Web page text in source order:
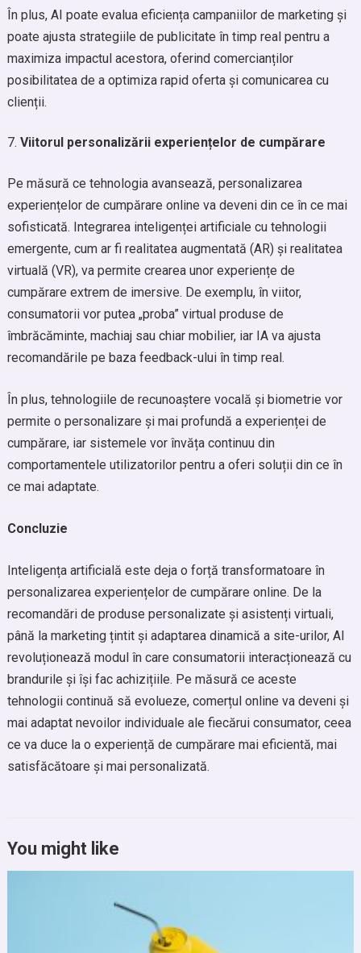
În plus, AI poate evalua eficiența campaniilor de marketing și
poate ajusta strategiile de publicitate în timp real pentru a
maximiza impactul acestora, oferind comercianților
posibilitatea de a optimiza rapid oferta și comunicarea cu
clienții.
Viitorul personalizării experiențelor de cumpărare
Pe măsură ce tehnologia avansează, personalizarea
experiențelor de cumpărare online va deveni din ce în ce mai
sofisticată. Integrarea inteligenței artificiale cu tehnologii
emergente, cum ar fi realitatea augmentată (AR) și realitatea
virtuală (VR), va permite crearea unor experiențe de
cumpărare extrem de imersive. De exemplu, în viitor,
consumatorii vor putea „proba” virtual produse de
îmbrăcăminte, machiaj sau chiar mobilier, iar IA va ajusta
recomandările pe baza feedback-ului în timp real.
În plus, tehnologiile de recunoaștere vocală și biometrie vor
permite o personalizare și mai profundă a experienței de
cumpărare, iar sistemele vor învăța continuu din
comportamentele utilizatorilor pentru a oferi soluții din ce în
ce mai adaptate.
Concluzie
Inteligența artificială este deja o forță transformatoare în
personalizarea experiențelor de cumpărare online. De la
recomandări de produse personalizate și asistenți virtuali,
până la marketing țintit și adaptarea dinamică a site-urilor, AI
revoluționează modul în care consumatorii interacționează cu
brandurile și își fac achizițiile. Pe măsură ce aceste
tehnologii continuă să evolueze, comerțul online va deveni și
mai adaptat nevoilor individuale ale fiecărui consumator, ceea
ce va duce la o experiență de cumpărare mai eficientă, mai
satisfăcătoare și mai personalizată.
You might like